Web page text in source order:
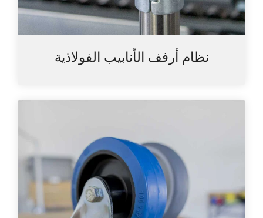
نظام أرفف الأنابيب الفولاذية